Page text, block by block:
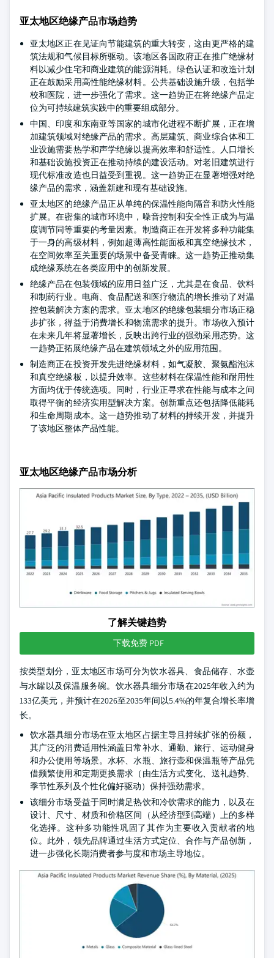
亚太地区绝缘产品市场趋势
亚太地区正在见证向节能建筑的重大转变，这由更严格的建
筑法规和气候目标所驱动。该地区各国政府正在推广绝缘材
料以减少住宅和商业建筑的能源消耗。绿色认证和改造计划
正在鼓励采用高性能绝缘材料。公共基础设施升级，包括学
校和医院，进一步强化了需求。这一趋势正在将绝缘产品定
位为可持续建筑实践中的重要组成部分。
中国、印度和东南亚等国家的城市化进程不断扩展，正在增
加建筑领域对绝缘产品的需求。高层建筑、商业综合体和工
业设施需要热学和声学绝缘以提高效率和舒适性。人口增长
和基础设施投资正在推动持续的建设活动。对老旧建筑进行
现代标准改造也日益受到重视。这一趋势正在显著增强对绝
缘产品的需求，涵盖新建和现有基础设施。
亚太地区的绝缘产品正从单纯的保温性能向隔音和防火性能
扩展。在密集的城市环境中，噪音控制和安全性正成为与温
度调节同等重要的考量因素。制造商正在开发将多种功能集
于一身的高级材料，例如超薄高性能面板和真空绝缘技术，
在空间效率至关重要的场景中备受青睐。这一趋势正推动集
成绝缘系统在各类应用中的创新发展。
绝缘产品在包装领域的应用日益广泛，尤其是在食品、饮料
和制药行业。电商、食品配送和医疗物流的增长推动了对温
控包装解决方案的需求。亚太地区的绝缘包装细分市场正稳
步扩张，得益于消费增长和物流需求的提升。市场收入预计
在未来几年将显著增长，反映出跨行业的强劲采用态势。这
一趋势正拓展绝缘产品在建筑领域之外的应用范围。
制造商正在投资开发先进绝缘材料，如气凝胶、聚氨酯泡沫
和真空绝缘板，以提升效率。这些材料在保温性能和耐用性
方面均优于传统选项。同时，行业正寻求在性能与成本之间
取得平衡的经济实用型解决方案。创新重点还包括降低能耗
和生命周期成本。这一趋势推动了材料的持续开发，并提升
了该地区整体产品性能。
亚太地区绝缘产品市场分析
了解关键趋势
下载免费 PDF
按类型划分，亚太地区市场可分为饮水器具、食品储存、水壶
与水罐以及保温服务碗。饮水器具细分市场在2025年收入约为
133亿美元，并预计在2026至2035年间以5.4%的年复合增长率增
长。
饮水器具细分市场在亚太地区占据主导且持续扩张的份额，
其广泛的消费适用性涵盖日常补水、通勤、旅行、运动健身
和办公使用等场景。水杯、水瓶、旅行壶和保温瓶等产品凭
借频繁使用和定期更换需求（由生活方式变化、送礼趋势、
季节性系列及个性化偏好驱动）保持强劲需求。
该细分市场受益于同时满足热饮和冷饮需求的能力，以及在
设计、尺寸、材质和价格区间（从经济型到高端）上的多样
化选择。这种多功能性巩固了其作为主要收入贡献者的地
位。此外，领先品牌通过生活方式定位、合作与产品创新，
进一步强化长期消费者参与度和市场主导地位。